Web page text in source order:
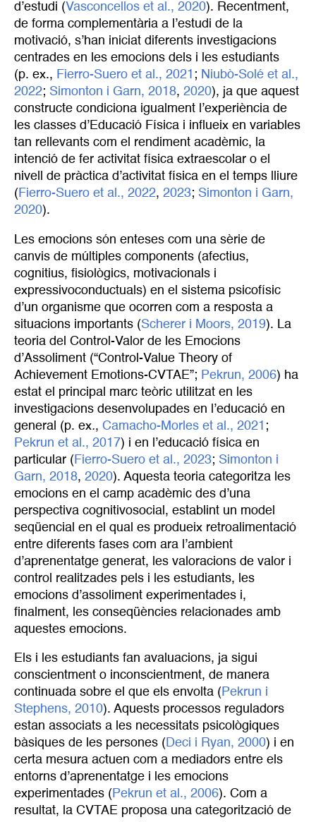
d’estudi (Vasconcellos et al., 2020). Recentment,
de forma complementària a l’estudi de la
motivació, s’han iniciat diferents investigacions
centrades en les emocions dels i les estudiants
(p. ex., Fierro-Suero et al., 2021 ; Niubò-Solé et al.,
2022; Simonton i Garn, 2018, 2020), ja que aquest
constructe condiciona igualment l’experiència de
les classes d’Educació Física i influeix en variables
tan rellevants com el rendiment acadèmic, la
intenció de fer activitat física extraescolar o el
nivell de pràctica d’activitat física en el temps lliure
( Fierro-Suero et al., 2022, 2023; Simonton i Garn,
2020).
Les emocions són enteses com una sèrie de
canvis de múltiples components (afectius,
cognitius, fisiològics, motivacionals i
expressivoconductuals) en el sistema psicofísic
d’un organisme que ocorren com a resposta a
situacions importants (Scherer i Moors, 2019). La
teoria del Control-Valor de les Emocions
d’Assoliment (“Control-Value Theory of
Achievement Emotions-CVTAE”; Pekrun, 2006) ha
estat el principal marc teòric utilitzat en les
investigacions desenvolupades en l’educació en
general (p. ex., Camacho-Morles et al., 2021 ;
Pekrun et al., 2017) i en l’educació física en
particular ( Fierro-Suero et al., 2023; Simonton i
Garn, 2018, 2020). Aquesta teoria categoritza les
emocions en el camp acadèmic des d’una
perspectiva cognitivosocial, establint un model
seqüencial en el qual es produeix retroalimentació
entre diferents fases com ara l’ambient
d’aprenentatge generat, les valoracions de valor i
control realitzades pels i les estudiants, les
emocions d’assoliment experimentades i,
finalment, les conseqüències relacionades amb
aquestes emocions.
Els i les estudiants fan avaluacions, ja sigui
conscientment o inconscientment, de manera
continuada sobre el que els envolta ( Pekrun i
Stephens, 2010). Aquests processos reguladors
estan associats a les necessitats psicològiques
bàsiques de les persones ( Deci i Ryan, 2000) i en
certa mesura actuen com a mediadors entre els
entorns d’aprenentatge i les emocions
experimentades ( Pekrun et al., 2006). Com a
resultat, la CVTAE proposa una categorització de